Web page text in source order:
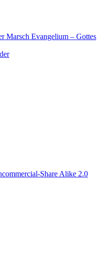
Evangelium – Gottes
Share Alike 2.0